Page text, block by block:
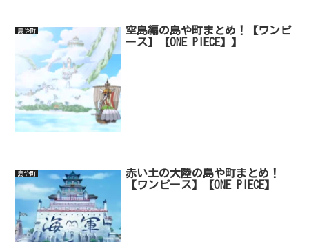
島や町
空島編の島や町まとめ！【ワンピ
ース】【ONE PIECE】】
島や町
赤い土の大陸の島や町まとめ！
【ワンピース】【ONE PIECE】